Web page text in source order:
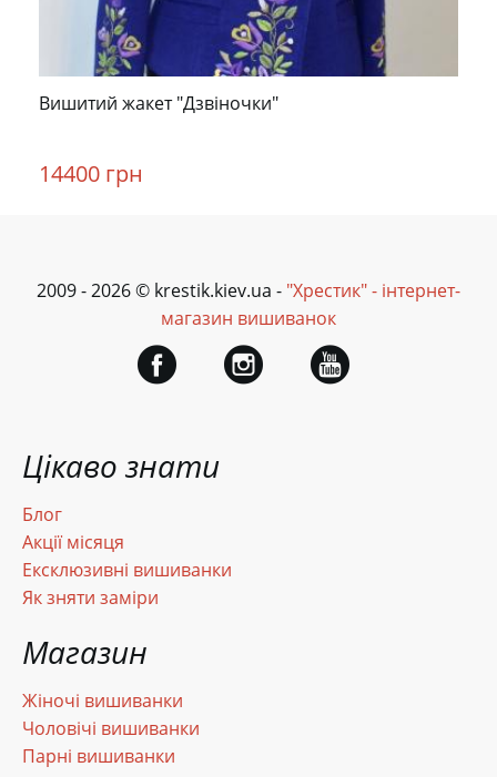
Вишитий жакет "Дзвіночки"
14400 грн
Цікаво знати
Блог
Акції місяця
Ексклюзивні вишиванки
Як зняти заміри
Магазин
Жіночі вишиванки
Чоловічі вишиванки
Парні вишиванки
2009 - 2026 © krestik.kiev.ua - "Хрестик" - інтернет-
магазин вишиванок